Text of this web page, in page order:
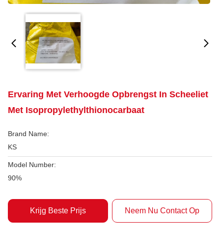
Ervaring Met Verhoogde Opbrengst In Scheeliet
Met Isopropylethylthionocarbaat
Brand Name:
KS
Model Number:
90%
Krijg Beste Prijs Neem Nu Contact Op